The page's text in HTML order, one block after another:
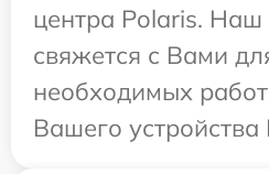
центра Polaris.
свяжется с Вами
необходимых
Вашего устройства